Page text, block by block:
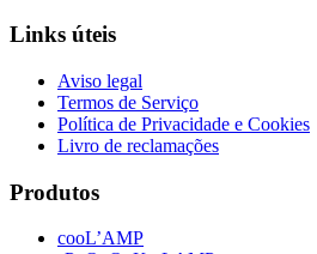
Links úteis
Aviso legal
Termos de Serviço
Política de Privacidade e Cookies
Livro de reclamações
Produtos
cooL’AMP